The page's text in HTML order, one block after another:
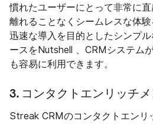
慣れたユーザーにとって非常に
離れることなくシームレスな体
迅速な導入を目的としたシンプ
ースをNutshell 、CRMシステム
も容易に利用できます。
3. コンタクトエンリッチメ
Streak CRMのコンタクトエンリ